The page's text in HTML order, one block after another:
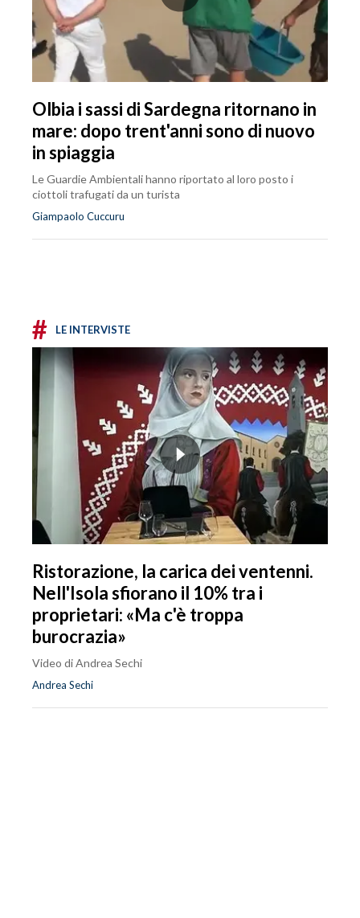
Olbia i sassi di Sardegna ritornano in
mare: dopo trent'anni sono di nuovo
in spiaggia
Le Guardie Ambientali hanno riportato al loro posto i
ciottoli trafugati da un turista
Giampaolo Cuccuru
# LE INTERVISTE
Ristorazione, la carica dei ventenni.
Nell'Isola sfiorano il 10% tra i
proprietari: «Ma c'è troppa
burocrazia»
Video di Andrea Sechi
Andrea Sechi